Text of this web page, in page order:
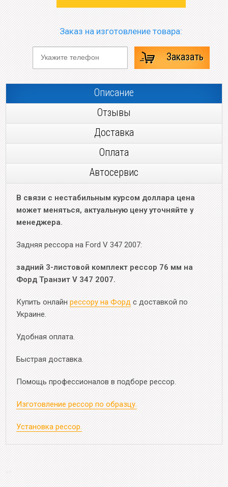
Заказ на изготовление товара:
Заказать
Описание
Отзывы
Доставка
Оплата
Автосервис
В связи с нестабильным курсом доллара цена
может меняться, актуальную цену уточняйте у
менеджера.
Задняя рессора на Ford V 347 2007:
задний 3-листовой комплект рессор 76 мм на
Форд Транзит V 347 2007.
Купить онлайн рессору на Форд с доставкой по
Украине.
Удобная оплата.
Быстрая доставка.
Помощь профессионалов в подборе рессор.
Изготовление рессор по образцу.
Установка рессор.